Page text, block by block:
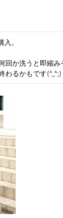
。
回か洗うと即縮
わるかもです(^_^;)